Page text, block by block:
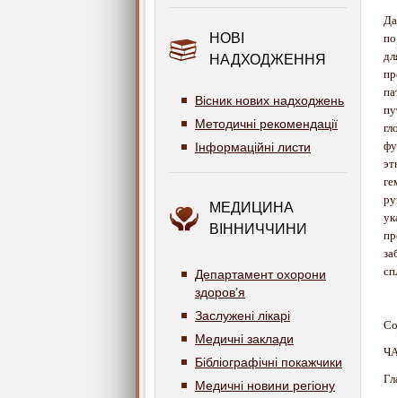
НОВІ
НАДХОДЖЕННЯ
Вісник нових надходжень
Методичні рекомендації
Інформаційні листи
МЕДИЦИНА
ВІННИЧЧИНИ
Департамент охорони
здоров’я
Заслужені лікарі
Медичні заклади
Бібліографічні покажчики
Медичні новини регіону